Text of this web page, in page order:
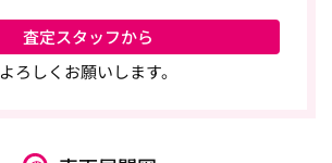
査定スタッフから
よろしくお願いします。